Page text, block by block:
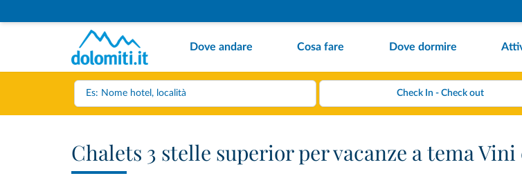
Dove andare Cosa fare Dove dormire
Chalets 3 stelle superior per vacanze a tema